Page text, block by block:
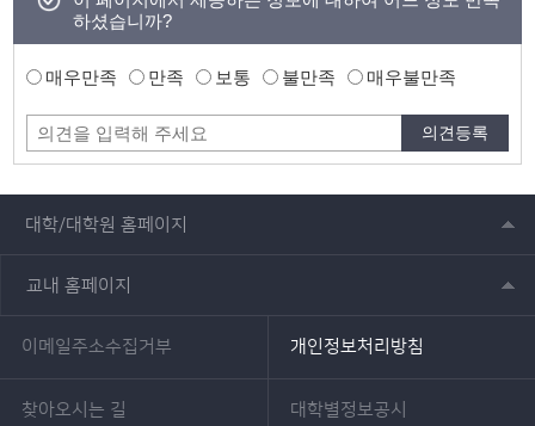
하셨습니까?
매우만족 만족 보통 불만족 매우불만족
대학/대학원 홈페이지
교내 홈페이지
이메일주소수집거부 개인정보처리방침
찾아오시는 길 대학별정보공시